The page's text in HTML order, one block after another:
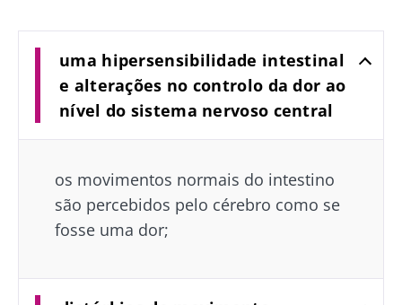
uma hipersensibilidade intestinal
e alterações no controlo da dor ao
nível do sistema nervoso central
os movimentos normais do intestino
são percebidos pelo cérebro como se
fosse uma dor;